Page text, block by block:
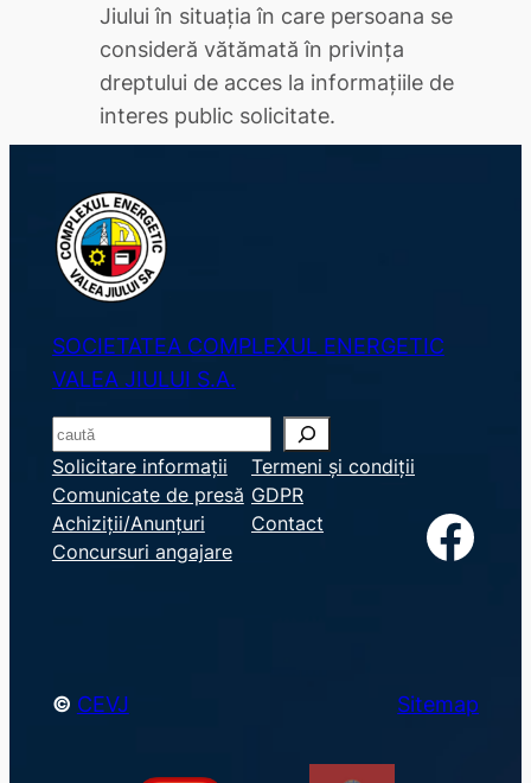
Jiului în situaţia în care persoana se
consideră vătămată în privinţa
dreptului de acces la informaţiile de
interes public solicitate.
SOCIETATEA COMPLEXUL ENERGETIC
VALEA JIULUI S.A.
S
e
a
r
c
Solicitare informații
Comunicate de presă
Achiziții/Anunțuri
Concursuri angajare
Termeni și condiții
GDPR
Contact
Facebook
© CEVJ Sitemap